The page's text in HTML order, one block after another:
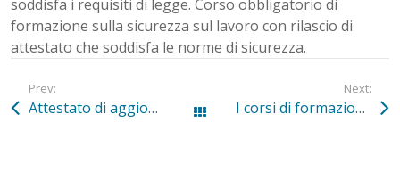
soddisfa i requisiti di legge. Corso obbligatorio di
formazione sulla sicurezza sul lavoro con rilascio di
attestato che soddisfa le norme di sicurezza.
Prev:
Attestato di aggiornamento per Responsabile HACCP Tutti gli articoli
Next:
I corsi di formazione formatori della sicurezza online blended